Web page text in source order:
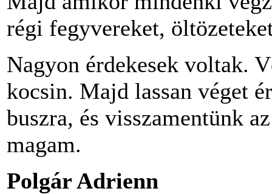
régi fegyvereket,
Nagyon érdekesek voltak.
kocsin. Majd lassan véget
buszra, és visszamentünk
magam.
Polgár Adrienn